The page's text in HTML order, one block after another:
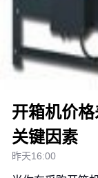
开箱机价
关键因素
昨天16:00